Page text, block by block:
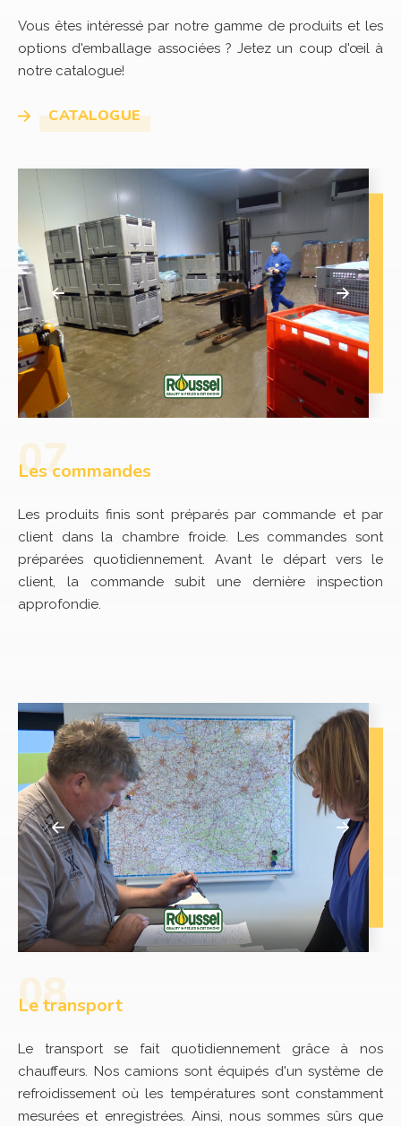
Vous êtes intéressé par notre gamme de produits et les
options d'emballage associées ? Jetez un coup d'œil à
notre catalogue!
CATALOGUE
Suivant
Les commandes
Les produits finis sont préparés par commande et par
client dans la chambre froide. Les commandes sont
préparées quotidiennement. Avant le départ vers le
client, la commande subit une dernière inspection
approfondie.
Suivant
Le transport
Le transport se fait quotidiennement grâce à nos
chauffeurs. Nos camions sont équipés d'un système de
refroidissement où les températures sont constamment
mesurées et enregistrées. Ainsi, nous sommes sûrs que